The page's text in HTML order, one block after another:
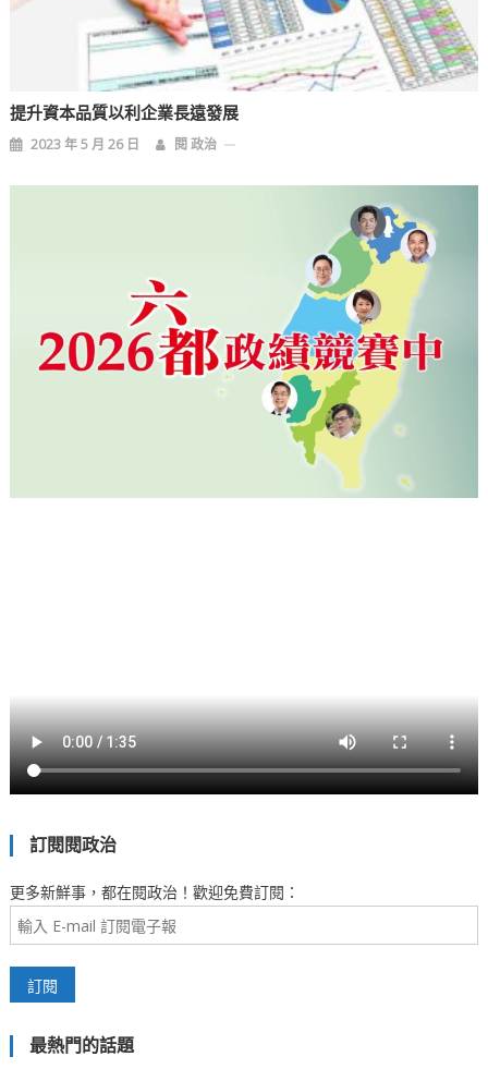
提升資本品質以利企業長遠發展
2023 年 5 月 26 日 閱 政治
訂閱閱政治
更多新鮮事，都在閱政治！歡迎免費訂閱：
最熱門的話題